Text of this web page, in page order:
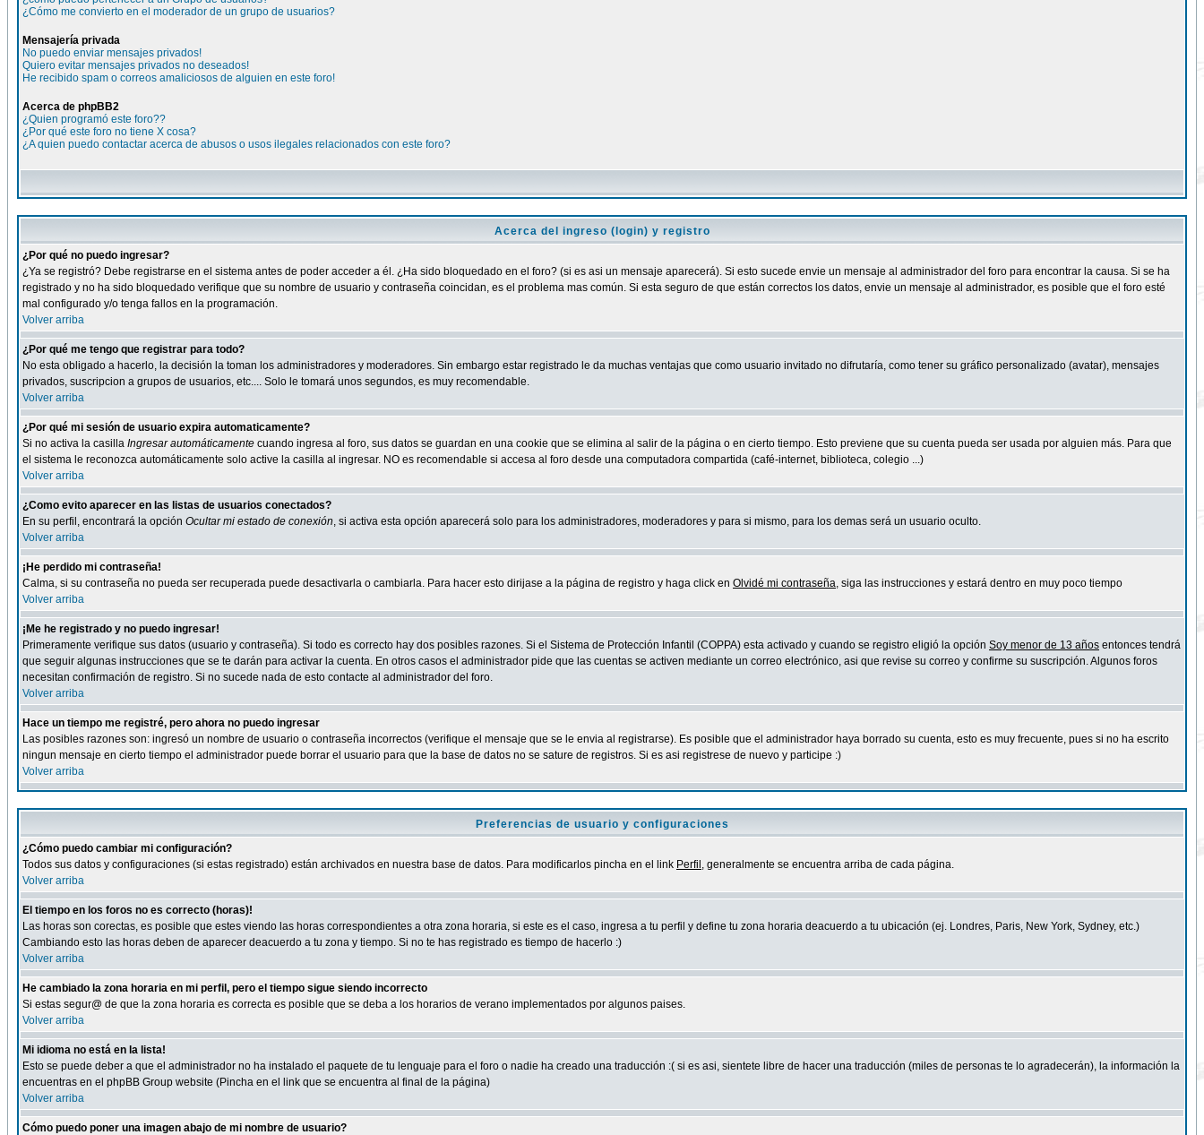
¿Cómo me convierto en el moderador de un grupo de usuarios?
Mensajería privada
No puedo enviar mensajes privados!
Quiero evitar mensajes privados no deseados!
He recibido spam o correos amaliciosos de alguien en este foro!
Acerca de phpBB2
¿Quien programó este foro??
¿Por qué este foro no tiene X cosa?
¿A quien puedo contactar acerca de abusos o usos ilegales relacionados con este foro?
Acerca del ingreso (login) y registro
¿Por qué no puedo ingresar?
¿Ya se registró? Debe registrarse en el sistema antes de poder acceder a él. ¿Ha sido bloquedado en el foro? (si es asi un mensaje aparecerá). Si esto sucede envie un mensaje al administrador del foro para encontrar la causa. Si se ha
registrado y no ha sido bloquedado verifique que su nombre de usuario y contraseña coincidan, es el problema mas común. Si esta seguro de que están correctos los datos, envie un mensaje al administrador, es posible que el foro esté
mal configurado y/o tenga fallos en la programación.
Volver arriba
¿Por qué me tengo que registrar para todo?
No esta obligado a hacerlo, la decisión la toman los administradores y moderadores. Sin embargo estar registrado le da muchas ventajas que como usuario invitado no difrutaría, como tener su gráfico personalizado (avatar), mensajes
privados, suscripcion a grupos de usuarios, etc.... Solo le tomará unos segundos, es muy recomendable.
Volver arriba
¿Por qué mi sesión de usuario expira automaticamente?
Si no activa la casilla Ingresar automáticamente cuando ingresa al foro, sus datos se guardan en una cookie que se elimina al salir de la página o en cierto tiempo. Esto previene que su cuenta pueda ser usada por alguien más. Para que
el sistema le reconozca automáticamente solo active la casilla al ingresar. NO es recomendable si accesa al foro desde una computadora compartida (café-internet, biblioteca, colegio ...)
Volver arriba
¿Como evito aparecer en las listas de usuarios conectados?
En su perfil, encontrará la opción Ocultar mi estado de conexión, si activa esta opción aparecerá solo para los administradores, moderadores y para si mismo, para los demas será un usuario oculto.
Volver arriba
¡He perdido mi contraseña!
Calma, si su contraseña no pueda ser recuperada puede desactivarla o cambiarla. Para hacer esto dirijase a la página de registro y haga click en Olvidé mi contraseña, siga las instrucciones y estará dentro en muy poco tiempo
Volver arriba
¡Me he registrado y no puedo ingresar!
Primeramente verifique sus datos (usuario y contraseña). Si todo es correcto hay dos posibles razones. Si el Sistema de Protección Infantil (COPPA) esta activado y cuando se registro eligió la opción Soy menor de 13 años entonces tendrá
que seguir algunas instrucciones que se te darán para activar la cuenta. En otros casos el administrador pide que las cuentas se activen mediante un correo electrónico, asi que revise su correo y confirme su suscripción. Algunos foros
necesitan confirmación de registro. Si no sucede nada de esto contacte al administrador del foro.
Volver arriba
Hace un tiempo me registré, pero ahora no puedo ingresar
Las posibles razones son: ingresó un nombre de usuario o contraseña incorrectos (verifique el mensaje que se le envia al registrarse). Es posible que el administrador haya borrado su cuenta, esto es muy frecuente, pues si no ha escrito
ningun mensaje en cierto tiempo el administrador puede borrar el usuario para que la base de datos no se sature de registros. Si es asi registrese de nuevo y participe :)
Volver arriba
Preferencias de usuario y configuraciones
¿Cómo puedo cambiar mi configuración?
Todos sus datos y configuraciones (si estas registrado) están archivados en nuestra base de datos. Para modificarlos pincha en el link Perfil , generalmente se encuentra arriba de cada página.
Volver arriba
El tiempo en los foros no es correcto (horas)!
Las horas son corectas, es posible que estes viendo las horas correspondientes a otra zona horaria, si este es el caso, ingresa a tu perfil y define tu zona horaria deacuerdo a tu ubicación (ej. Londres, Paris, New York, Sydney, etc.)
Cambiando esto las horas deben de aparecer deacuerdo a tu zona y tiempo. Si no te has registrado es tiempo de hacerlo :)
Volver arriba
He cambiado la zona horaria en mi perfil, pero el tiempo sigue siendo incorrecto
Si estas segur@ de que la zona horaria es correcta es posible que se deba a los horarios de verano implementados por algunos paises.
Volver arriba
Mi idioma no está en la lista!
Esto se puede deber a que el administrador no ha instalado el paquete de tu lenguaje para el foro o nadie ha creado una traducción :( si es asi, sientete libre de hacer una traducción (miles de personas te lo agradecerán), la información la
encuentras en el phpBB Group website (Pincha en el link que se encuentra al final de la página)
Volver arriba
Cómo puedo poner una imagen abajo de mi nombre de usuario?